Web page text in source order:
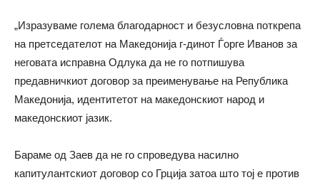
„Изразуваме голема благодарност и безусловна поткрепа
на претседателот на Македонија г-динот Ѓорге Иванов за
неговата исправна Одлука да не го потпишува
предавничкиот договор за преименување на Република
Македонија, идентитетот на македонскиот народ и
македонскиот јазик.
Бараме од Заев да не го спроведува насилно
капитулантскиот договор со Грција затоа што тој е против